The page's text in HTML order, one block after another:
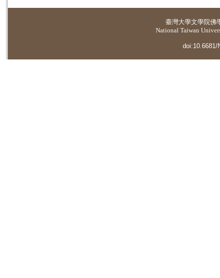
臺灣大學文學院佛
National Taiwan
doi:10.6681/